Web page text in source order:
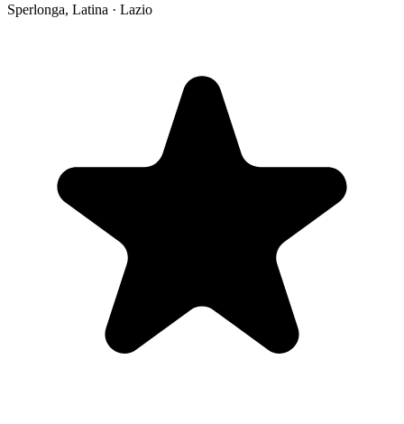
Sperlonga, Latina · Lazio